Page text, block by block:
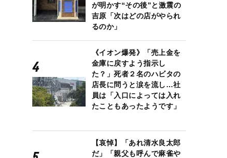
が明かす“その後”と激震の
吉原「次はどの店がやられ
るのか」
《イオン爆発》「売上金を
金庫に戻すよう指示し
た？」死者２名のハビタの
店長に問うと涙を流し…社
員は「入口によっては入れ
たこともあったようです」
【哀悼】「あれ清水良太郎
だ」「親父も呼んで麻雀や